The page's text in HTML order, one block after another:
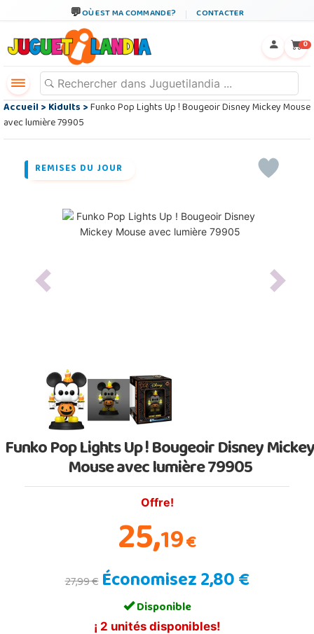
OÙ EST MA COMMANDE? CONTACTER
0
Accueil>Kidults>Funko Pop Lights Up ! Bougeoir Disney Mickey Mouse
avec lumière 79905
REMISES DU JOUR
Previous Next
Funko Pop Lights Up ! Bougeoir Disney
Mouse avec lumière 79905
Offre!
25,19€
27,99 € Économisez 2,80 €
Disponible
¡ 2 unités disponibles!